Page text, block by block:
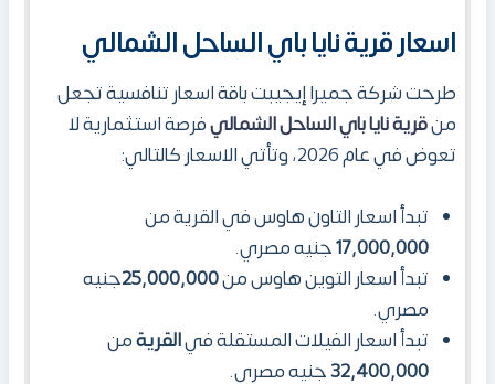
اسعار قرية نايا باي الساحل الشمالي
طرحت شركة جميرا إيجيبت باقة اسعار تنافسية تجعل
منقرية نايا باي الساحل الشماليفرصة استثمارية لا
تعوض في عام 2026، وتأتي الاسعار كالتالي:
تبدأ اسعار التاون هاوس في القريةمن
17,000,000جنيه مصري.
تبدأ اسعار التوين هاوس من25,000,000جنيه
مصري.
تبدأ اسعار الفيلات المستقلة فيالقريةمن
32,400,000جنيه مصري.